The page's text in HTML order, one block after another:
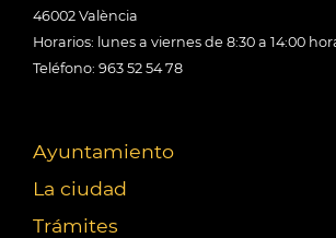
46002 València
Horarios: lunes a viernes de 8:30 a 14:00
Teléfono: 963 52 54 78
Ayuntamiento
La ciudad
Trámites